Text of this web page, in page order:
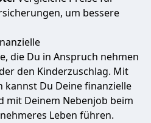
um bessere
die Du in Anspruch nehmen
den Kinderzuschlag. Mit
kannst Du Deine finanzielle
mit Deinem Nebenjob beim
Leben führen.